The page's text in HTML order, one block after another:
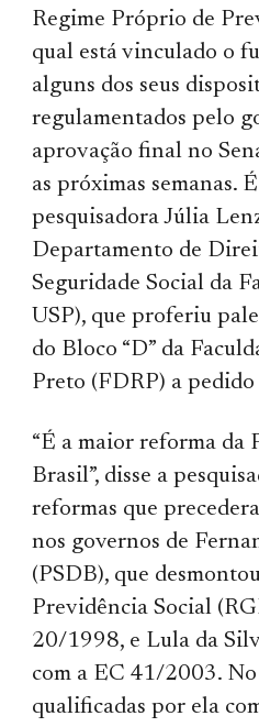
Regime Próprio de
qual está vinculado o
alguns dos seus
regulamentados pelo
aprovação final no
as próximas semanas.
pesquisadora Júlia
Departamento de
Seguridade Social da
USP), que proferiu
do Bloco “D” da
Preto (FDRP) a
“É a maior reforma da
Brasil”, disse a
reformas que
nos governos de
(PSDB), que
Previdência Social
20/1998, e Lula da
com a EC 41/2003. No
qualificadas por ela